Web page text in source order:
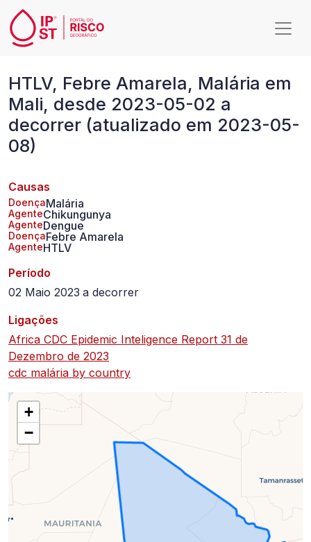
Passar para o conteúdo principal
Febre
Amarela,
Malária
Mali,
desde
2023-
05-
02
a
decorrer
(atualizado
em
2023-
05-
08)
HTLV, Febre Amarela, Malária em
Mali, desde 2023-05-02 a
decorrer (atualizado em 2023-05-
08)
Causas
DoençaMalária
AgenteChikungunya
AgenteDengue
DoençaFebre Amarela
AgenteHTLV
Período
02 Maio 2023 a decorrer
Ligações
Africa CDC Epidemic Inteligence Report 31 de
Dezembro de 2023
cdc malária by country
+
−